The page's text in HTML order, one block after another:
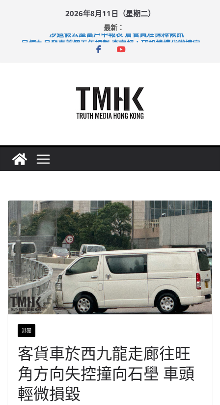
2026年8月11日（星期二）
最新：
涉造假公屋富戶申報表 倉管員准保釋候訊
港聞
客貨車於西九龍走廊往旺
角方向失控撞向石壆 車頭
輕微損毀